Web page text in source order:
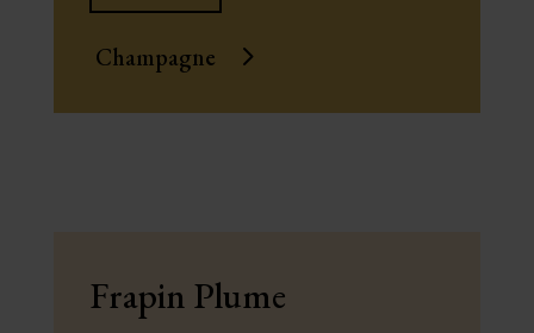
Champagne
Frapin Plume